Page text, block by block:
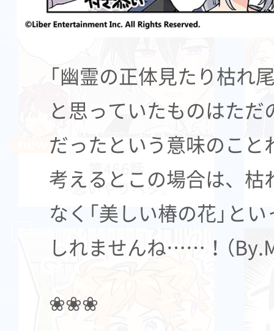
「幽霊の正体見たり枯
と思っていたものはた
だったという意味のこと
考えるとこの場合は、枯
なく「美しい椿の花」と
しれませんね……！（
❀❀❀
2026.08.05
第466話
『思いやりベタ』